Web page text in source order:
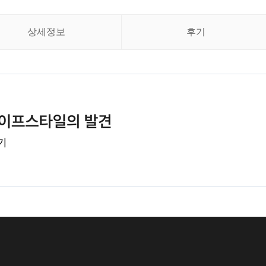
상세정보 후기